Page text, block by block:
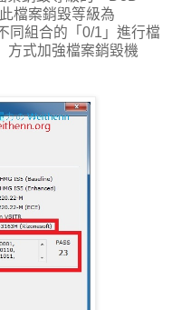
檔案銷毀等級為
同組合的「0/1」進行檔
方式加強檔案銷毀機